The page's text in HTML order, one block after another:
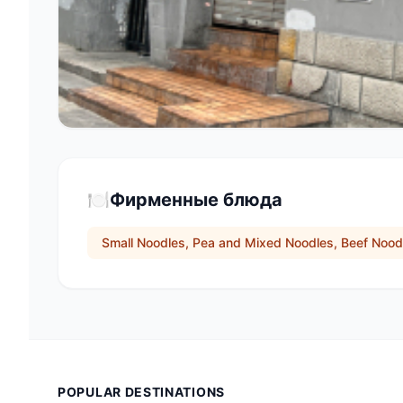
🍽️Фирменные блюда
Small Noodles, Pea and Mixed Noodles, Beef
POPULAR DESTINATIONS